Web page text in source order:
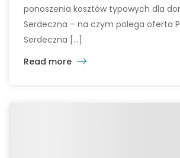
ponoszenia kosztów typowych dla
Serdeczna – na czym polega oferta
Serdeczna […]
Read more